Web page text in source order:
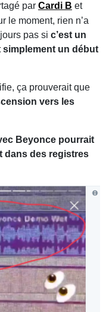
par Cardi B et
le moment, rien n’a
pas si c’est un
simplement un début
ça prouverait que
vers les
Beyonce pourrait
dans des registres